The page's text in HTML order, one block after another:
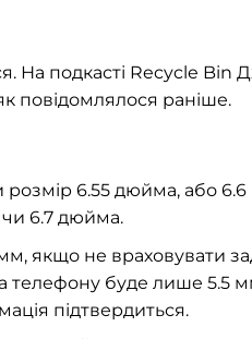
На подкасті Recycle Bin
повідомлялося раніше.
розмір 6.55 дюйма, або 6.6
6.7 дюйма.
якщо не враховувати
телефону буде лише 5.5
підтвердиться.